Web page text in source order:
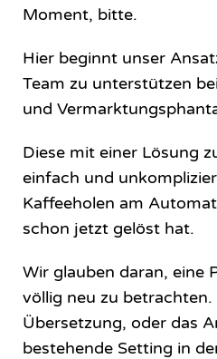
Moment, bitte.
Hier beginnt unser
Team zu unterstützen
und
Diese mit einer Lösung
einfach und
Kaffeeholen am
schon jetzt gelöst hat.
Wir glauben daran, eine
völlig neu zu
Übersetzung, oder das
bestehende Setting in